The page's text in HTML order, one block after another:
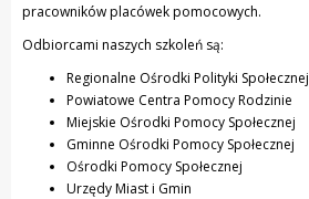
pracowników placówek pomocowych.
Odbiorcami naszych szkoleń są:
Regionalne Ośrodki Polityki Społecznej
Powiatowe Centra Pomocy Rodzinie
Miejskie Ośrodki Pomocy Społecznej
Gminne Ośrodki Pomocy Społecznej
Ośrodki Pomocy Społecznej
Urzędy Miast i Gmin